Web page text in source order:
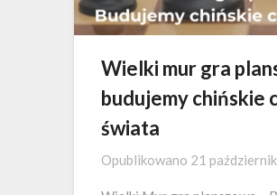
Wielki mur gra
budujemy chińskie
świata
Opublikowano 21